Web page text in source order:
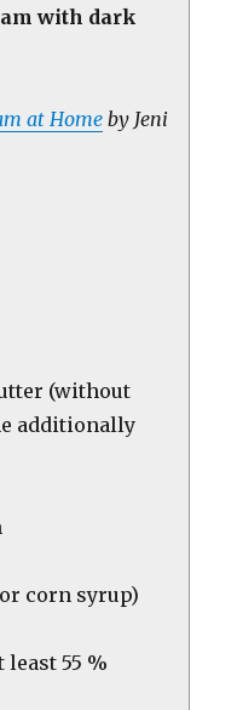
with dark
at Home by Jeni
(without
additionally
corn syrup)
least 55 %